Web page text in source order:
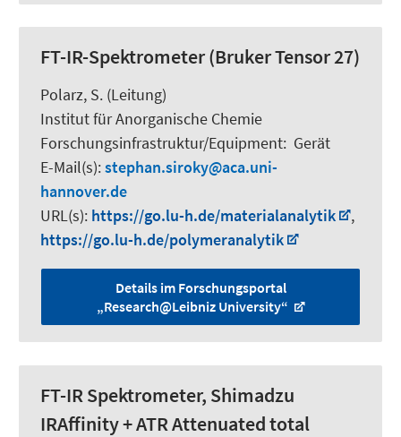
FT-IR-Spektrometer (Bruker Tensor 27)
Polarz, S. (Leitung)
Institut für Anorganische Chemie
Forschungsinfrastruktur/Equipment: Gerät
E-Mail(s):stephan.siroky
aca.uni-
hannover.de
URL(s): https://go.lu-h.de/materialanalytik
,
https://go.lu-h.de/polymeranalytik
Details im Forschungsportal
„Research@Leibniz University“
FT-IR Spektrometer, Shimadzu
IRAffinity + ATR Attenuated total